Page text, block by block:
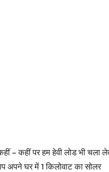
– कहीं पर हम हेवी लोड भी चला
घर में 1 किलोवाट का सोलर